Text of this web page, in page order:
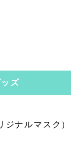
ズ
ジナルマスク）